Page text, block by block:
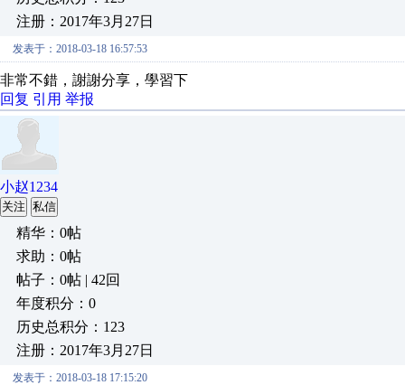
注册：2017年3月27日
发表于：2018-03-18 16:57:53
非常不錯，謝謝分享，學習下
回复 引用 举报
小赵1234
关注 私信
精华：0帖
求助：0帖
帖子：0帖 | 42回
年度积分：0
历史总积分：123
注册：2017年3月27日
发表于：2018-03-18 17:15:20